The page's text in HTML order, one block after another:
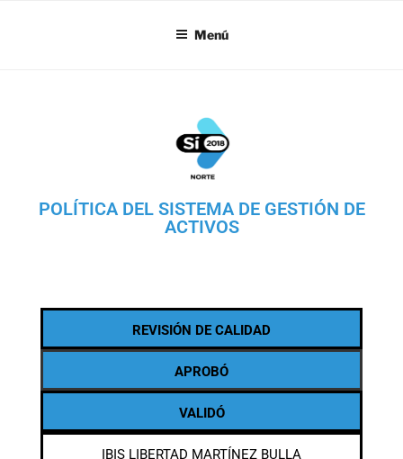
Menú
POLÍTICA DEL SISTEMA DE GESTIÓN DE
ACTIVOS
REVISIÓN DE CALIDAD
APROBÓ
VALIDÓ
IBIS LIBERTAD MARTÍNEZ BULLA